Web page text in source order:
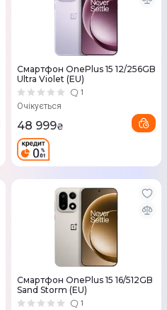
Смартфон OnePlus 15 12/256GB
Ultra Violet (EU)
1
Очікується
48 999₴
Смартфон OnePlus 15 16/512GB
Sand Storm (EU)
1